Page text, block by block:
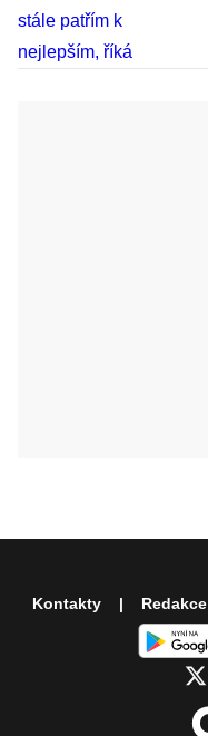
Kontakty Redakce